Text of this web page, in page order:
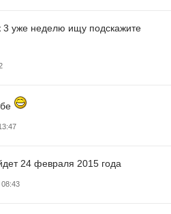
3 уже неделю ищу подскажите
24 февраля 2015 года